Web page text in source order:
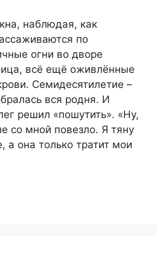
наблюдая, как
по
огни во дворе
всё ещё оживлённые
Семидесятилетие –
вся родня. И
решил «пошутить». «Ну,
со мной повезло. Я тяну
а она только тратит мои